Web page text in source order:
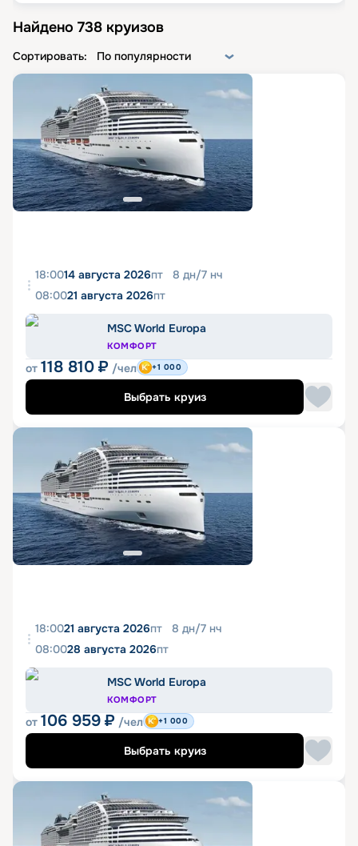
Найдено 738 круизов
Сортировать: По популярности
18:0014 августа 2026пт 8 дн/7 нч
08:0021 августа 2026пт
MSC World Europa
КОМФОРТ
от 118 810 ₽ /чел +1 000
Выбрать круиз
18:0021 августа 2026пт 8 дн/7 нч
08:0028 августа 2026пт
MSC World Europa
КОМФОРТ
от 106 959 ₽ /чел +1 000
Выбрать круиз